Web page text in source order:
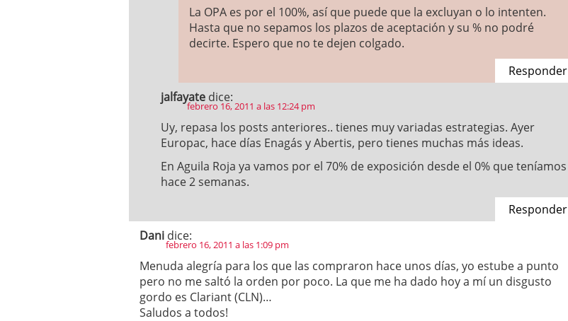
La OPA es por el 100%, así que puede que la excluyan o lo intenten.
Hasta que no sepamos los plazos de aceptación y su % no podré
decirte. Espero que no te dejen colgado.
Responder
jalfayate dice:
febrero 16, 2011 a las 12:24 pm
Uy, repasa los posts anteriores.. tienes muy variadas estrategias. Ayer
Europac, hace días Enagás y Abertis, pero tienes muchas más ideas.
En Aguila Roja ya vamos por el 70% de exposición desde el 0% que teníamos
hace 2 semanas.
Responder
Dani dice:
febrero 16, 2011 a las 1:09 pm
Menuda alegría para los que las compraron hace unos días, yo estube a punto
pero no me saltó la orden por poco. La que me ha dado hoy a mí un disgusto
gordo es Clariant (CLN)…
Saludos a todos!